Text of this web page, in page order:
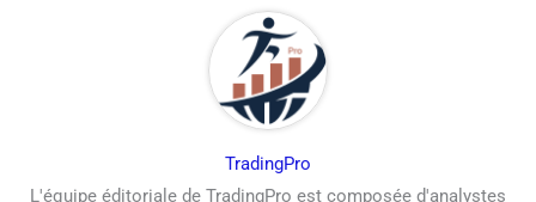
TradingPro
L'équipe éditoriale de TradingPro est composée d'analystes